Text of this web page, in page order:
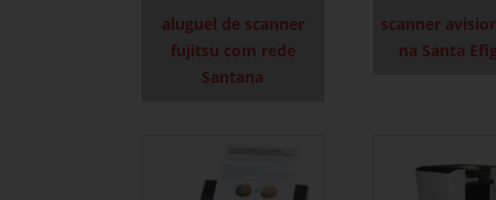
aluguel de scanner
fujitsu com rede
Santana
scanner
na Santa